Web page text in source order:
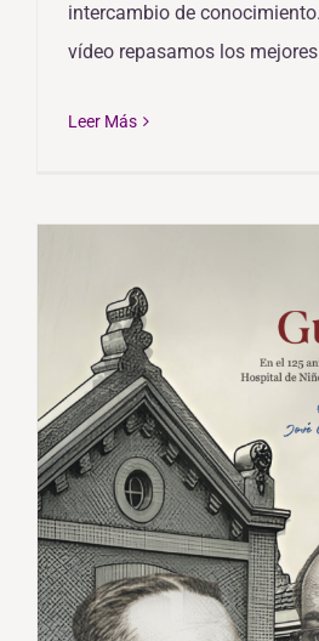
intercambio de
vídeo repasamos los mejores
Leer Más